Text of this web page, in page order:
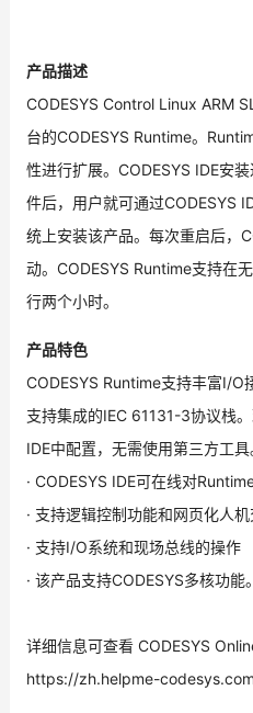
产品描述
CODESYS Control Linux ARM
台的CODESYS Runtime。
性进行扩展。CODESYS IDE安
件后，用户就可通过CODESYS
统上安装该产品。每次重启后，
动。CODESYS Runtime支持在
行两个小时。
产品特色
CODESYS Runtime支持丰富I/O
支持集成的IEC 61131-3协议栈
IDE中配置，无需使用第三方工具
· CODESYS IDE可在线对
· 支持逻辑控制功能和网页化人
· 支持I/O系统和现场总线的操作
· 该产品支持CODESYS多核功能。
详细信息可查看 CODESYS
https://zh.helpme-